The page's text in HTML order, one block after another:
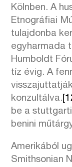
Kölnben. A
Etnográfiai
tulajdonba
egyharmada
Humboldt
tíz évig. A
konzultálva.
be a
benini
Amerikából
Smithsonian